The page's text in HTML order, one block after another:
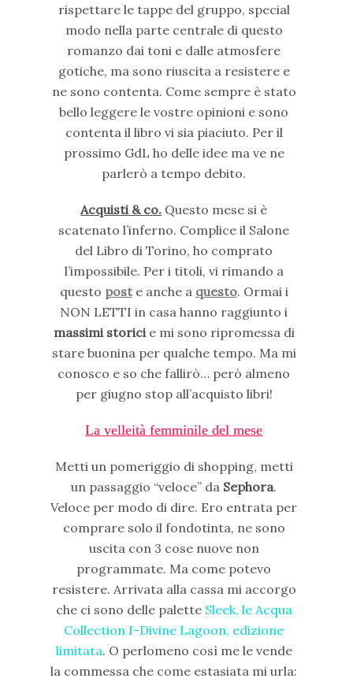
rispettare le tappe del gruppo, special
modo nella parte centrale di questo
romanzo dai toni e dalle atmosfere
gotiche, ma sono riuscita a resistere e
ne sono contenta. Come sempre è stato
bello leggere le vostre opinioni e sono
contenta il libro vi sia piaciuto. Per il
prossimo GdL ho delle idee ma ve ne
parlerò a tempo debito.
Acquisti & co. Questo mese si è
scatenato l’inferno. Complice il Salone
del Libro di Torino, ho comprato
l’impossibile. Per i titoli, vi rimando a
questo post e anche a questo. Ormai i
NON LETTI in casa hanno raggiunto i
massimi storicie mi sono ripromessa di
stare buonina per qualche tempo. Ma mi
conosco e so che fallirò… però almeno
per giugno stop all’acquisto libri!
La velleità femminile del mese
Metti un pomeriggio di shopping, metti
un passaggio “veloce” da Sephora.
Veloce per modo di dire. Ero entrata per
comprare solo il fondotinta, ne sono
uscita con 3 cose nuove non
programmate. Ma come potevo
resistere. Arrivata alla cassa mi accorgo
che ci sono delle palette Sleek, le Acqua
Collection I-Divine Lagoon, edizione
limitata. O perlomeno così me le vende
la commessa che come estasiata mi urla: